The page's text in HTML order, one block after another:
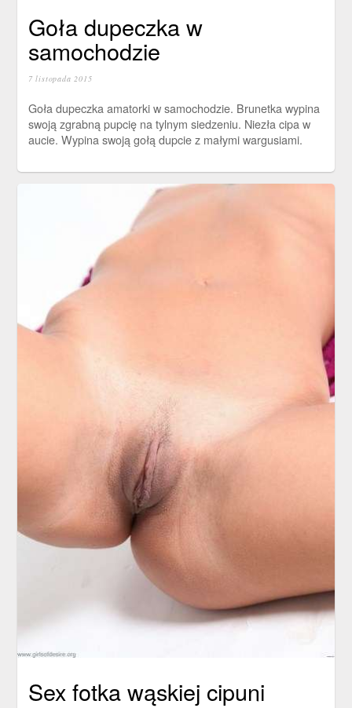
Goła dupeczka w
samochodzie
7 listopada 2015
Goła dupeczka amatorki w samochodzie. Brunetka wypina
swoją zgrabną pupcię na tylnym siedzeniu. Niezła cipa w
aucie. Wypina swoją gołą dupcie z małymi wargusiami.
Sex fotka wąskiej cipuni